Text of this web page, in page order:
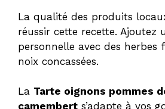
La qualité des produits
réussir cette recette. Ajoutez
personnelle avec des herbes
noix concassées.
La Tarte oignons pommes
camembert s’adapte à vos